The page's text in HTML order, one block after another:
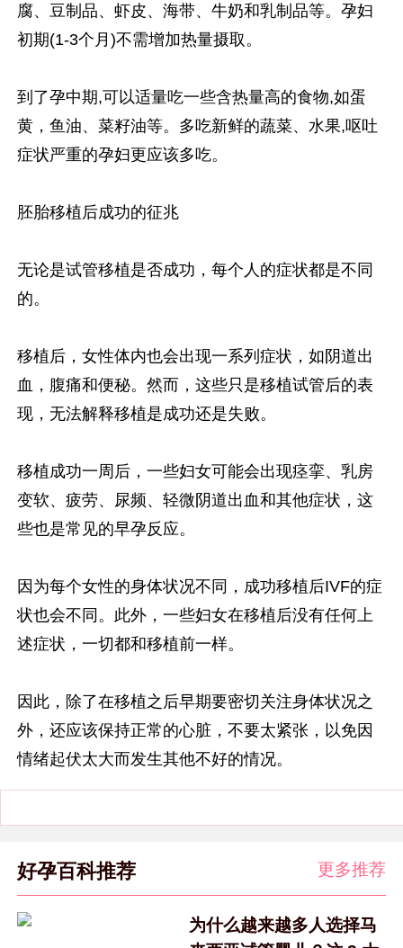
腐、豆制品、虾皮、海带、牛奶和乳制品等。孕妇
初期(1-3个月)不需增加热量摄取。
到了孕中期,可以适量吃一些含热量高的食物,如蛋
黄，鱼油、菜籽油等。多吃新鲜的蔬菜、水果,呕吐
症状严重的孕妇更应该多吃。
胚胎移植后成功的征兆
无论是试管移植是否成功，每个人的症状都是不同
的。
移植后，女性体内也会出现一系列症状，如阴道出
血，腹痛和便秘。然而，这些只是移植试管后的表
现，无法解释移植是成功还是失败。
移植成功一周后，一些妇女可能会出现痉挛、乳房
变软、疲劳、尿频、轻微阴道出血和其他症状，这
些也是常见的早孕反应。
因为每个女性的身体状况不同，成功移植后IVF的症
状也会不同。此外，一些妇女在移植后没有任何上
述症状，一切都和移植前一样。
因此，除了在移植之后早期要密切关注身体状况之
外，还应该保持正常的心脏，不要太紧张，以免因
情绪起伏太大而发生其他不好的情况。
好孕百科推荐 更多推荐
为什么越来越多人选择马